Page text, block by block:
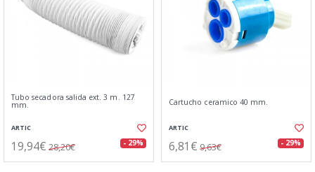
Tubo secadora salida ext. 3 m. 127
mm.
ARTIC
19,94€ 28,20€ - 29%
Cartucho ceramico 40 mm.
ARTIC
6,81€ 9,63€ - 29%